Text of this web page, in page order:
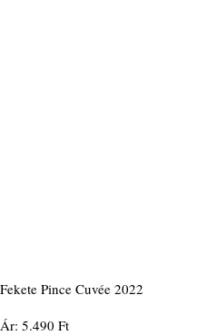
Fekete Pince Cuvée 2022
Ár: 5.490 Ft